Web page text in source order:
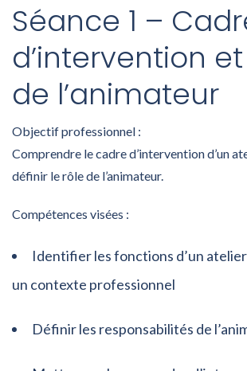
Séance 1 –
d’intervention
de l’animateur
Objectif professionnel :
Comprendre le cadre d’intervention d’un
définir le rôle de l’animateur.
Compétences visées :
Identifier les fonctions d’un
un contexte professionnel
Définir les responsabilités de